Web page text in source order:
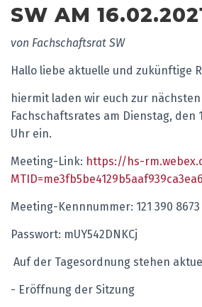
SW AM
von Fachschaftsrat SW
Hallo liebe aktuelle und zukünftige
hiermit laden wir euch zur
Fachschaftsrates am Dienstag, den
Uhr ein.
Meeting-Link: https://hs-
Meeting-Kennnummer: 121 390 8673
Passwort: mUY542DNKCj
Auf der Tagesordnung stehen
- Eröffnung der Sitzung